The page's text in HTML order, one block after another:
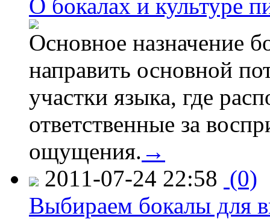
О бокалах и культуре
Основное назначение
направить основной
участки языка, где
ответственные за
ощущения. →
2011-07-24 22:58 (0)
Выбираем бокалы для